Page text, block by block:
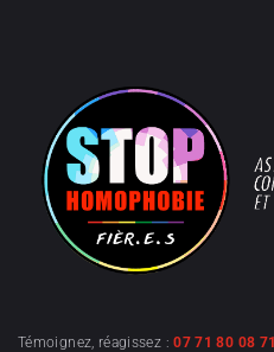
Témoignez, réagissez :07 71 80 08 71